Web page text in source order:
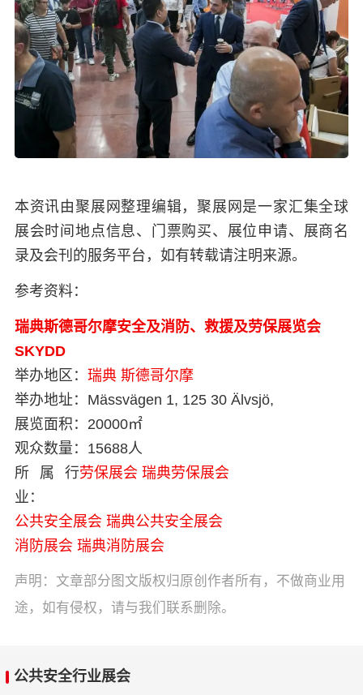
本资讯由聚展网整理编辑，聚展网是一家汇集全球
展会时间地点信息、门票购买、展位申请、展商名
录及会刊的服务平台，如有转载请注明来源。
参考资料：
瑞典斯德哥尔摩安全及消防、救援及劳保展览会
SKYDD
举办地区： 瑞典 斯德哥尔摩
举办地址： Mässvägen 1, 125 30 Älvsjö,
展览面积： 20000㎡
观众数量： 15688人
所属行
业：
劳保展会 瑞典劳保展会
公共安全展会 瑞典公共安全展会
消防展会 瑞典消防展会
声明：文章部分图文版权归原创作者所有，不做商业用
途，如有侵权，请与我们联系删除。
公共安全行业展会